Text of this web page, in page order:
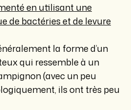
en utilisant une
de bactéries et de levure
la forme d’un
qui ressemble à un
(avec un peu
ils ont très peu